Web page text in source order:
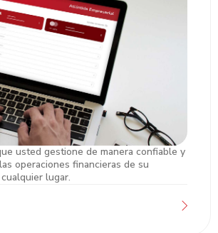
Empresarial
usted gestione de manera confiable y
operaciones financieras de su
lugar.